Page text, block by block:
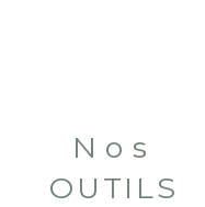
Nos
OUTILS